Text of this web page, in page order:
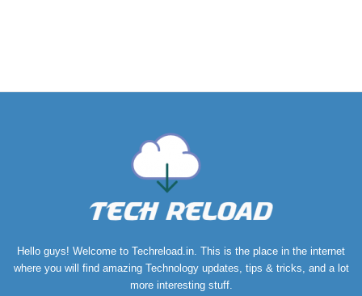
Hello guys! Welcome to Techreload.in. This is the place in the internet
where you will find amazing Technology updates, tips & tricks, and a lot
more interesting stuff.